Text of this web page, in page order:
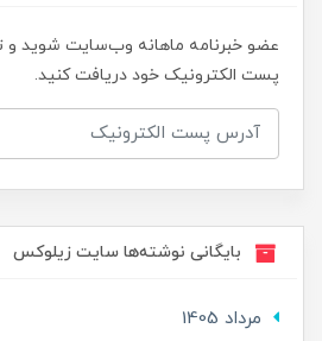
عضو خبرنامه ماهانه وب‌سایت شوید و
پست الکترونیک خود دریافت کنید.
بایگانی نوشته‌ها سایت زیلوکس
مرداد 1405